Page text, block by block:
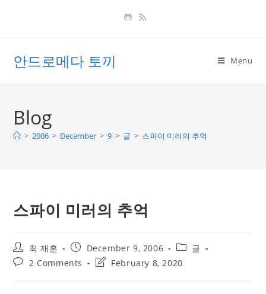
안드로메다 토끼 Menu
Blog
> 2006 > December > 9 > 글 > 스파이 미러의 추억
스파이 미러의 추억
Post
author:
최 재훈
Post
published:
December 9, 2006
Post
category:
글
Post2 Comments
PostFebruary 8, 2020